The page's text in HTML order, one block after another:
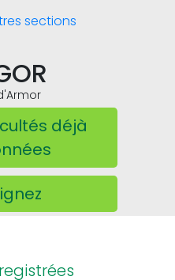
sections
déjà